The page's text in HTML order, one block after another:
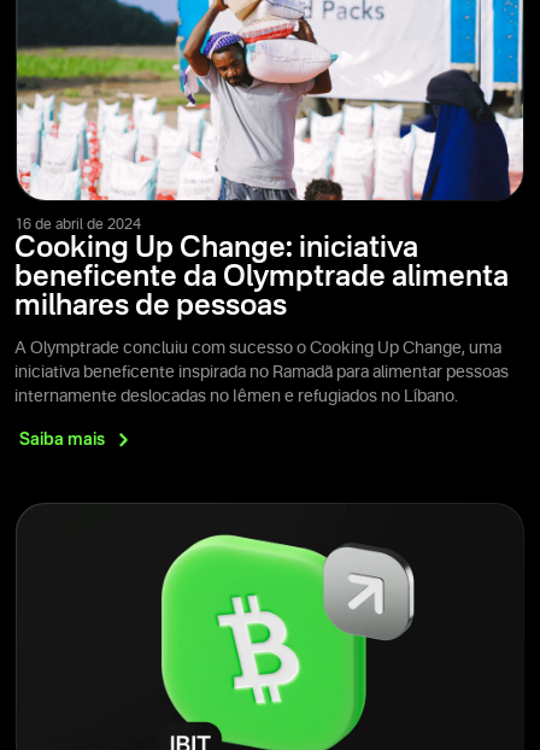
16 de abril de 2024
Cooking Up Change: iniciativa
beneficente da Olymptrade alimenta
milhares de pessoas
A Olymptrade concluiu com sucesso o Cooking Up Change, uma
iniciativa beneficente inspirada no Ramadã para alimentar pessoas
internamente deslocadas no Iêmen e refugiados no Líbano.
Saiba mais